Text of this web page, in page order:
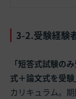
3-2.受験経験
「短答式試験の
式＋論文式を受験
カリキュラム。